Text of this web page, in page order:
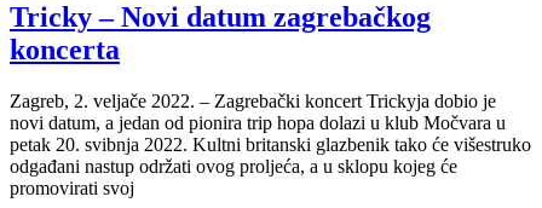
Tricky – Novi datum zagrebačkog
koncerta
Zagreb, 2. veljače 2022. – Zagrebački koncert Trickyja dobio je
novi datum, a jedan od pionira trip hopa dolazi u klub Močvara u
petak 20. svibnja 2022. Kultni britanski glazbenik tako će višestruko
odgađani nastup održati ovog proljeća, a u sklopu kojeg će
promovirati svoj